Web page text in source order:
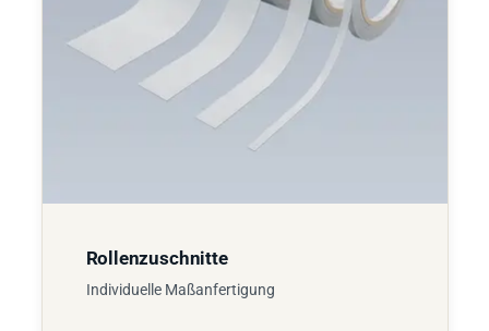
Rollenzuschnitte
Individuelle Maßanfertigung